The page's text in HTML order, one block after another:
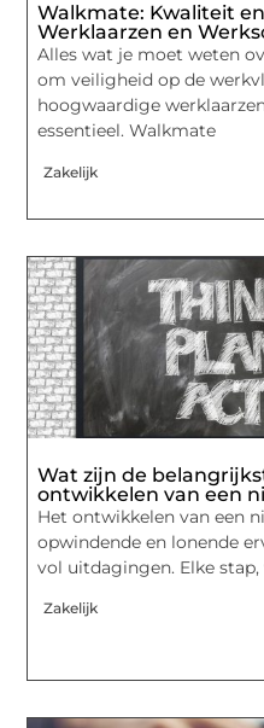
Walkmate: Kwaliteit
Werklaarzen en
Alles wat je moet weten
om veiligheid op de
hoogwaardige
essentieel. Walkmate
Zakelijk
Wat zijn de
ontwikkelen van een
Het ontwikkelen van een
opwindende en lonende
vol uitdagingen. Elke
Zakelijk